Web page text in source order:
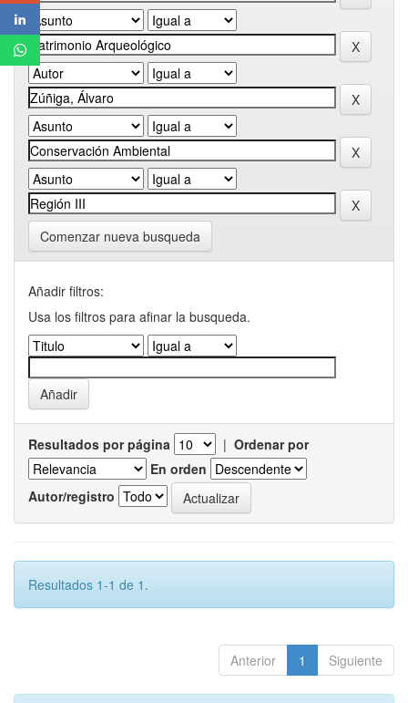
Comenzar nueva busqueda
Añadir filtros:
Usa los filtros para afinar la busqueda.
Resultados por página | Ordenar por
En orden
Autor/registro
Resultados 1-1 de 1.
Anterior 1 Siguiente